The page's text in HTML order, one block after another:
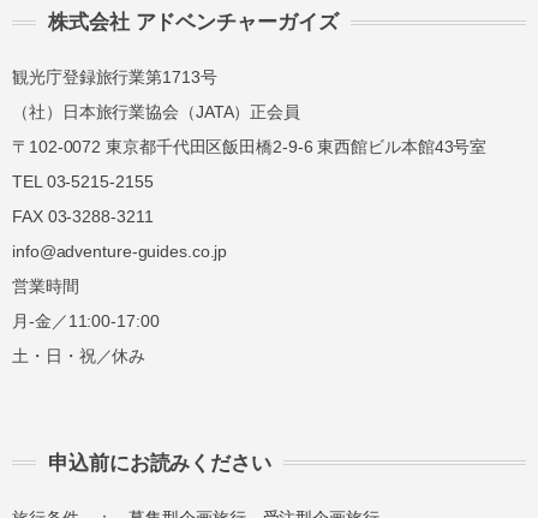
株式会社 アドベンチャーガイズ
観光庁登録旅行業第1713号
（社）日本旅行業協会（JATA）正会員
〒102-0072 東京都千代田区飯田橋2-9-6 東西館ビル本館43号室
TEL 03-5215-2155
FAX 03-3288-3211
info@adventure-guides.co.jp
営業時間
月-金／11:00-17:00
土・日・祝／休み
申込前にお読みください